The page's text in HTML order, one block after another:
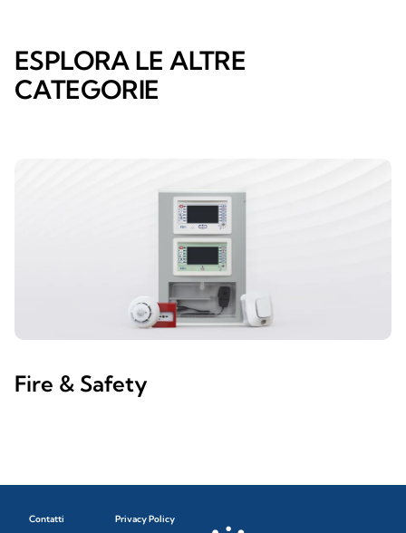
ESPLORA LE ALTRE
CATEGORIE
Fire & Safety
Contatti Privacy Policy